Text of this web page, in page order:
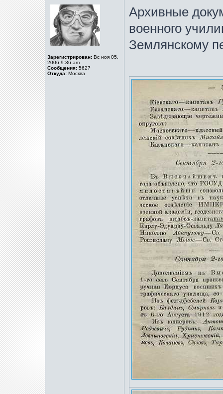
Зарегистрирован: Вс ноя 05,
2006 9:36 am
Сообщения: 5627
Откуда: Москва
Архивные
военного
Землянскому